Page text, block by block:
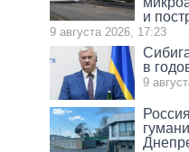
и
9 августа 2026, 17:23
в
9